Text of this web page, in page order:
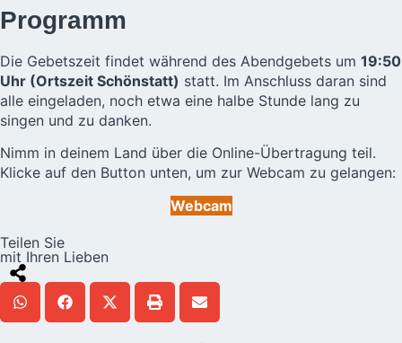
Programm
Die Gebetszeit findet während des Abendgebets um 19:50
Uhr (Ortszeit Schönstatt) statt. Im Anschluss daran sind
alle eingeladen, noch etwa eine halbe Stunde lang zu
singen und zu danken.
Nimm in deinem Land über die Online-Übertragung teil.
Klicke auf den Button unten, um zur Webcam zu gelangen:
Webcam
Teilen Sie
mit Ihren Lieben